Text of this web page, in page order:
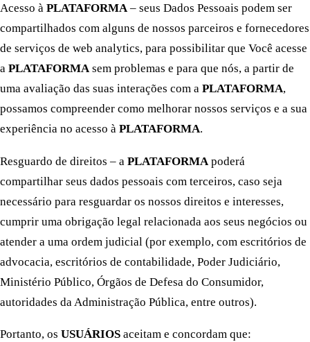
Acesso à PLATAFORMA– seus Dados Pessoais podem ser
compartilhados com alguns de nossos parceiros e fornecedores
de serviços de web analytics, para possibilitar que Você acesse
a PLATAFORMAsem problemas e para que nós, a partir de
uma avaliação das suas interações com a PLATAFORMA,
possamos compreender como melhorar nossos serviços e a sua
experiência no acesso à PLATAFORMA.
Resguardo de direitos – a PLATAFORMApoderá
compartilhar seus dados pessoais com terceiros, caso seja
necessário para resguardar os nossos direitos e interesses,
cumprir uma obrigação legal relacionada aos seus negócios ou
atender a uma ordem judicial (por exemplo, com escritórios de
advocacia, escritórios de contabilidade, Poder Judiciário,
Ministério Público, Órgãos de Defesa do Consumidor,
autoridades da Administração Pública, entre outros).
Portanto, os USUÁRIOS aceitam e concordam que: